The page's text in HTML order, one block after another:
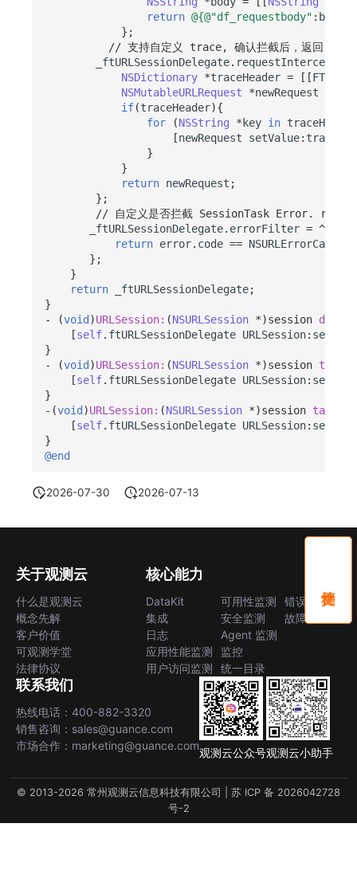
return @{@"df_requestbody" : body
};
// 支持自定义 trace, 确认拦截后，返回
_ftURLSessionDelegate. requestInterceptor
NSDictionary *traceHeader = [[
NSMutableURLRequest
*newRequest
if(traceHeader){
for
(NSString *key in traceHeader
[newRequest setValue:
}
}
return newRequest ;
};
// 自定义是否拦截 SessionTask Error. return
_ftURLSessionDelegate. errorFilter = ^
return error. code ==
};
}
return
_ftURLSessionDelegate;
}
-
(void)URLSession: (NSURLSession *)session
[self. ftURLSessionDelegate URLSession: session
}
-
(void)URLSession: (NSURLSession *)session task:
[self. ftURLSessionDelegate URLSession: session
}
-(void)URLSession: (NSURLSession *)session task:
[self. ftURLSessionDelegate URLSession: session
}
@end
2026-07-30 2026-07-13
关于观测云
什么是观测云
概念先解
客户价值
可观测学堂
法律协议
核心能力
DataKit
集成
日志
应用性能监测
用户访问监测
可用性监测
安全监测
Agent 监测
监控
统一目录
错误中心
故障中心
联系我们
热线电话：400-882-3320
销售咨询：sales@guance.com
市场合作：marketing@guance.com
观测云公众号观测云小助手
© 2013-2026 常州观测云信息科技有限公司 | 苏 ICP 备 2026042728
号-2